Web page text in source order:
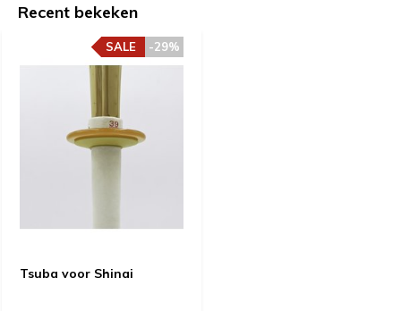
Recent bekeken
Tsuba voor Shinai
-29%
SALE